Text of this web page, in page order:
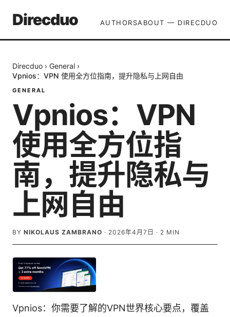
Direcduo AUTHORSABOUT — DIRECDUO
Direcduo › General ›
Vpnios：VPN 使用全方位指南，提升隐私与上网自由
GENERAL
Vpnios：VPN
使用全方位指
南，提升隐私与
上网自由
BY NIKOLAUS ZAMBRANO · 2026年4月7日 · 2 MIN
Vpnios：你需要了解的VPN世界核心要点，覆盖